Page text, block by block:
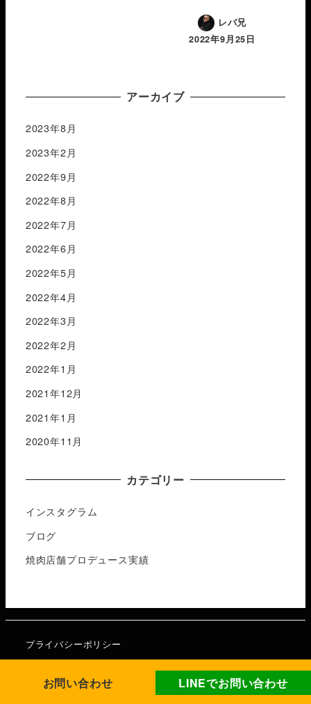
レバ兄
2022年9月25日
アーカイブ
2023年8月
2023年2月
2022年9月
2022年8月
2022年7月
2022年6月
2022年5月
2022年4月
2022年3月
2022年2月
2022年1月
2021年12月
2021年1月
2020年11月
カテゴリー
インスタグラム
ブログ
焼肉店舗プロデュース実績
プライバシーポリシー
2021©️心鷲掴みプロジェクト
お問い合わせ LINEでお問い合わせ